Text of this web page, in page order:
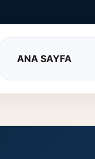
ANA SAYFA